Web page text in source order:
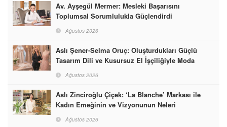
Av. Ayşegül Mermer: Mesleki Başarısını
Toplumsal Sorumlulukla Güçlendirdi
Ağustos 2026
Aslı Şener-Selma Oruç: Oluşturdukları Güçlü
Tasarım Dili ve Kusursuz El İşçiliğiyle Moda
Ağustos 2026
Aslı Zinciroğlu Çiçek: ‘La Blanche’ Markası ile
Kadın Emeğinin ve Vizyonunun Neleri
Ağustos 2026